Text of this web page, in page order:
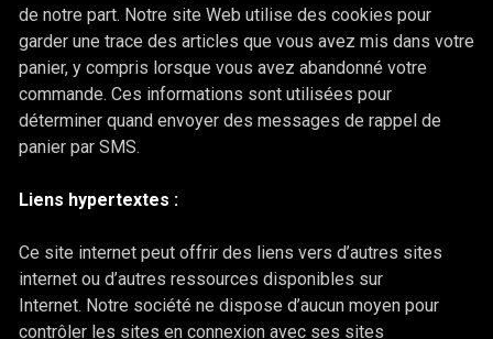
de notre part. Notre site Web utilise des cookies pour
garder une trace des articles que vous avez mis dans votre
panier, y compris lorsque vous avez abandonné votre
commande. Ces informations sont utilisées pour
déterminer quand envoyer des messages de rappel de
panier par SMS.
Liens hypertextes :
Ce site internet peut offrir des liens vers d’autres sites
internet ou d’autres ressources disponibles sur
Internet. Notre société ne dispose d’aucun moyen pour
contrôler les sites en connexion avec ses sites